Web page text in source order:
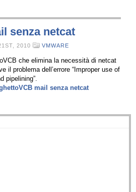
senza netcat
2010 VMWARE
che elimina la necessità di netcat
il problema dell’errore “Improper use of
pipelining”.
mail senza netcat